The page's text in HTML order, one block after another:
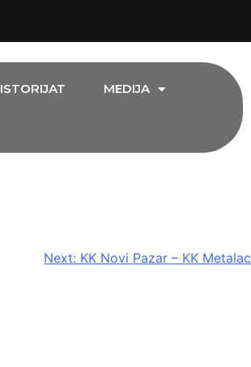
ISTORIJAT MEDIJA
Next: KK Novi Pazar – KK Metalac